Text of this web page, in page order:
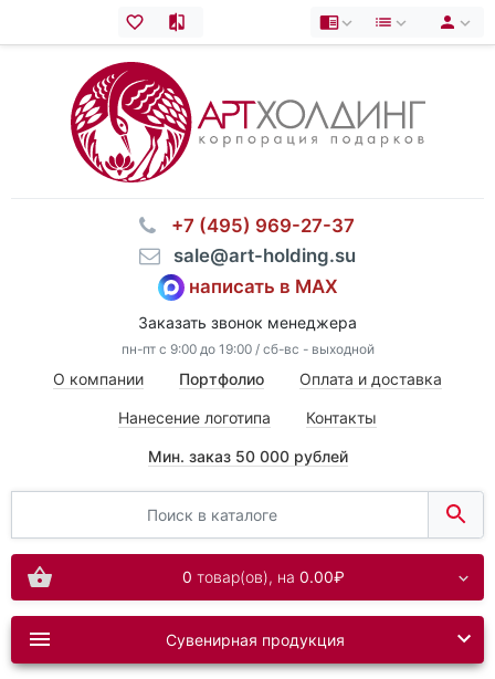
⠀+7 (495) 969-27-37
⠀sale@art-holding.su
написать в MAX
Заказать звонок менеджера
пн-пт с 9:00 до 19:00 / сб-вс - выходной
О компании Портфолио Оплата и доставка
Нанесение логотипа Контакты
Мин. заказ 50 000 рублей
0 товар(ов), на 0.00₽
Сувенирная продукция